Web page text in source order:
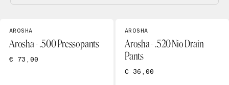
AROSHA
Arosha - .500 Pressopants
€ 73,00
AROSHA
Arosha - .520 Nio Drain
Pants
€ 36,00